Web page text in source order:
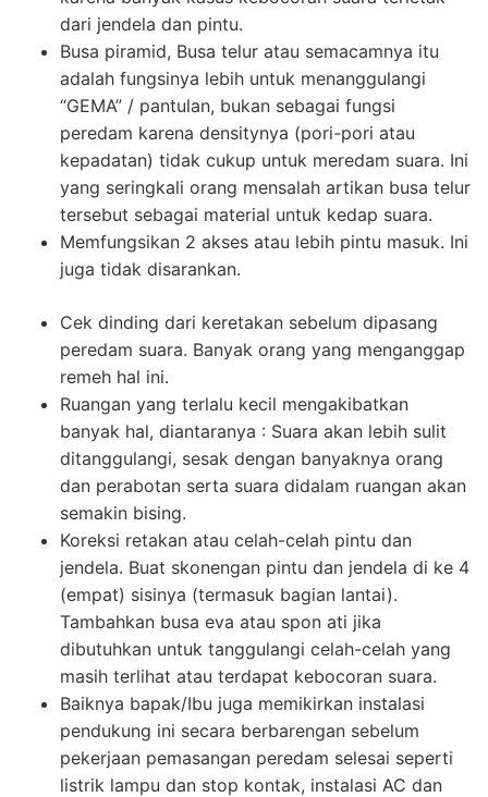
dari jendela dan pintu.
Busa piramid, Busa telur atau semacamnya itu
adalah fungsinya lebih untuk menanggulangi
“GEMA” / pantulan, bukan sebagai fungsi
peredam karena densitynya (pori-pori atau
kepadatan) tidak cukup untuk meredam suara. Ini
yang seringkali orang mensalah artikan busa telur
tersebut sebagai material untuk kedap suara.
Memfungsikan 2 akses atau lebih pintu masuk. Ini
juga tidak disarankan.
Cek dinding dari keretakan sebelum dipasang
peredam suara. Banyak orang yang menganggap
remeh hal ini.
Ruangan yang terlalu kecil mengakibatkan
banyak hal, diantaranya : Suara akan lebih sulit
ditanggulangi, sesak dengan banyaknya orang
dan perabotan serta suara didalam ruangan akan
semakin bising.
Koreksi retakan atau celah-celah pintu dan
jendela. Buat skonengan pintu dan jendela di ke 4
(empat) sisinya (termasuk bagian lantai).
Tambahkan busa eva atau spon ati jika
dibutuhkan untuk tanggulangi celah-celah yang
masih terlihat atau terdapat kebocoran suara.
Baiknya bapak/Ibu juga memikirkan instalasi
pendukung ini secara berbarengan sebelum
pekerjaan pemasangan peredam selesai seperti
listrik lampu dan stop kontak, instalasi AC dan